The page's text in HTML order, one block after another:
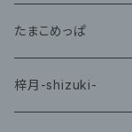
CD
たまこめっぱ
グッズ
梓月-shizuki-